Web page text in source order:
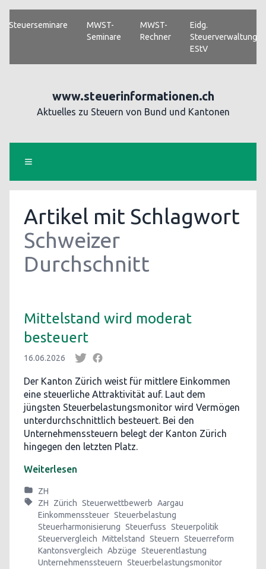
Steuerseminare
MWST-
Seminare
MWST-
Rechner
Eidg.
Steuerverwaltung
EStV
www.steuerinformationen.ch
Aktuelles zu Steuern von Bund und Kantonen
Artikel mit Schlagwort
Schweizer
Durchschnitt
Mittelstand wird moderat
besteuert
16.06.2026
Der Kanton Zürich weist für mittlere Einkommen
eine steuerliche Attraktivität auf. Laut dem
jüngsten Steuerbelastungsmonitor wird Vermögen
unterdurchschnittlich besteuert. Bei den
Unternehmenssteuern belegt der Kanton Zürich
hingegen den letzten Platz.
Weiterlesen
ZH
ZH
Zürich Steuerwettbewerb Aargau
Einkommenssteuer Steuerbelastung
Steuerharmonisierung Steuerfuss Steuerpolitik
Steuervergleich Mittelstand Steuern Steuerreform
Kantonsvergleich Abzüge Steuerentlastung
Unternehmenssteuern Steuerbelastungsmonitor